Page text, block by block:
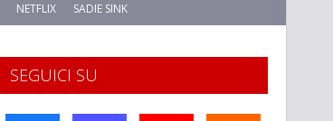
NETFLIX SADIE SINK
SEGUICI SU